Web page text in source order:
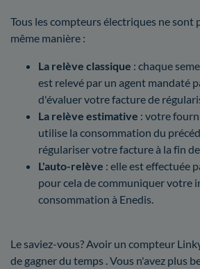
Tous les compteurs électriques ne sont
même manière :
La relève classique : chaque
est relevé par un agent mandaté
d'évaluer votre facture de
La relève estimative : votre
utilise la consommation du
régulariser votre facture à la fin de
L'auto-relève : elle est effectuée
pour cela de communiquer votre
consommation à Enedis.
Le saviez-vous? Avoir un compteur
de gagner du temps . Vous n'avez plus